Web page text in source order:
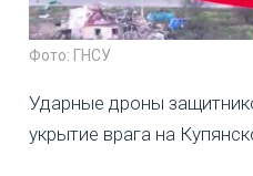
Фото: ГНСУ
Ударные дроны
укрытие врага на